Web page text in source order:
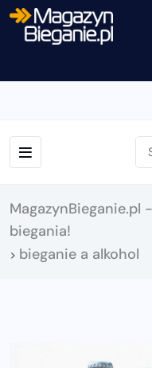
MagazynBieganie.pl
biegania!
> bieganie a alkohol